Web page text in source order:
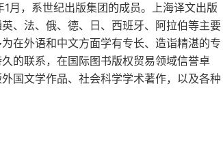
月，系世纪出版集团的成员。上海译文出版
、法、俄、德、日、西班牙、阿拉伯等主要
在外语和中文方面学有专长、造诣精湛的专
的联系，在国际图书版权贸易领域信誉卓
国文学作品、社会科学学术著作，以及各种